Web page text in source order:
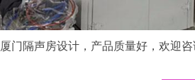
厦门隔声房设计，产品质量好，欢迎